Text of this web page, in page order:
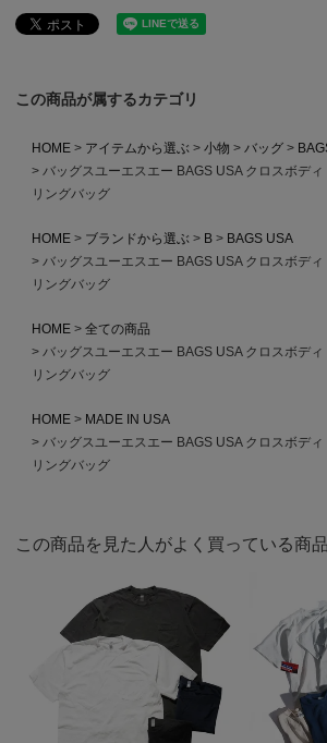
この商品が属するカテゴリ
HOME アイテムから選ぶ 小物 バッグ
バッグスユーエスエー BAGS USA クロスボデ
リングバッグ
HOME ブランドから選ぶ B
BAGS USA
バッグスユーエスエー BAGS USA クロスボデ
リングバッグ
HOME
全ての商品
バッグスユーエスエー BAGS USA クロスボデ
リングバッグ
HOME
MADE IN USA
バッグスユーエスエー BAGS USA クロスボデ
リングバッグ
この商品を見た人がよく買っている商品